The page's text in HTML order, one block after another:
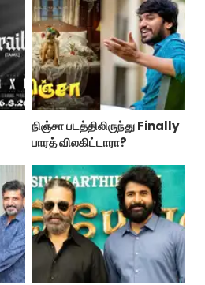
நிஞ்சா படத்திலிருந்து Finally
பாரத் விலகிட்டாரா?